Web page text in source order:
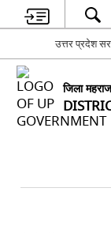
उत्तर प्रदेश
जिला